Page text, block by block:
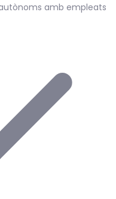
amb empleats